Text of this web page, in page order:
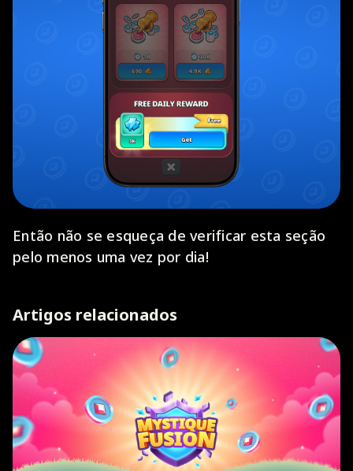
Então não se esqueça de verificar esta seção
pelo menos uma vez por dia!
Artigos relacionados